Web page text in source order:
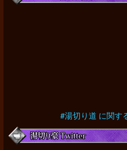
#湯切り道 に関す